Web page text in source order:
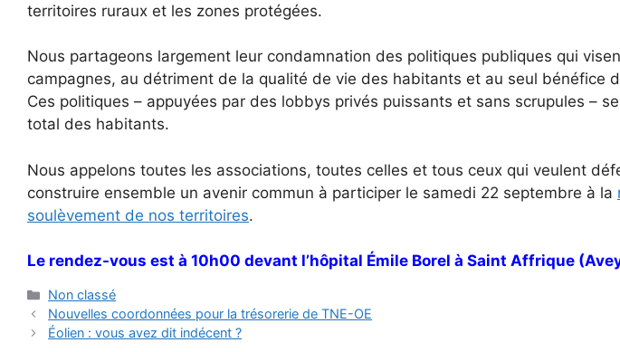
territoires ruraux et les zones protégées.
Nous partageons largement leur condamnation des politiques publiques qui
campagnes, au détriment de la qualité de vie des habitants et au seul bénéfice
Ces politiques – appuyées par des lobbys privés puissants et sans scrupules –
total des habitants.
Nous appelons toutes les associations, toutes celles et tous ceux qui veulent
construire ensemble un avenir commun à participer le samedi 22 septembre à la
soulèvement de nos territoires.
Le rendez-vous est à 10h00 devant l’hôpital Émile Borel à Saint Affrique
Catégories
Non classé
Nouvelles coordonnées pour la trésorerie de TNE-OE
Éolien : vous avez dit indécent ?